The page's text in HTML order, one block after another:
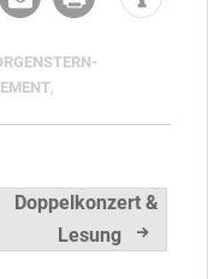
,
Doppelkonzert &
Lesung